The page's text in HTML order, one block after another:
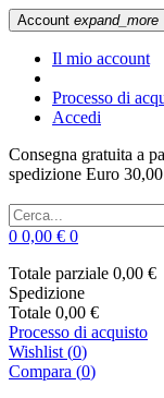
Account expand_more
Il mio account
Processo di
Accedi
Consegna gratuita a
spedizione Euro 30,00
0 0,00 € 0
Totale parziale 0,00 €
Spedizione
Totale 0,00 €
Processo di acquisto
Wishlist (0)
Compara (0)